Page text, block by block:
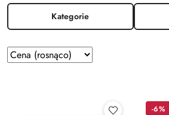
Kategorie
Zastosowano
sortowanie:
Sortuj
według
-6%